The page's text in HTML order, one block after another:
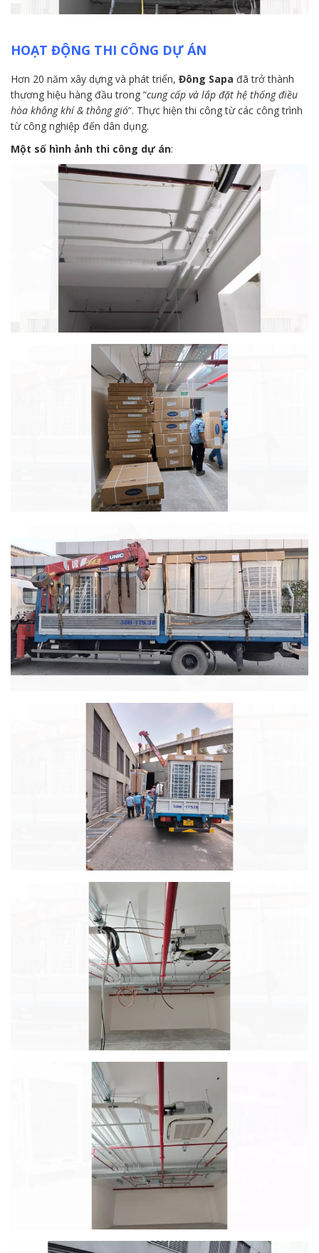
HOẠT ĐỘNG THI CÔNG DỰ ÁN
Hơn 20 năm xây dựng và phát triển, Đông Sapa đã trở thành
thương hiệu hàng đầu trong “cung cấp và lắp đặt hệ thống điều
hòa không khí & thông gió“. Thực hiện thi công từ các công trình
từ công nghiệp đến dân dụng.
Một số hình ảnh thi công dự án: